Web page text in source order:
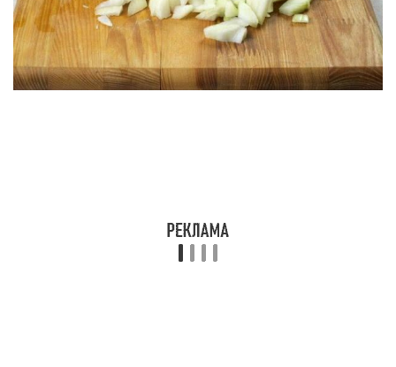
Через несколько минут кладём к нему морковь
и свёклу и тушим всё вместе до мягкости
(около 20 минут) под закрытой крышкой.